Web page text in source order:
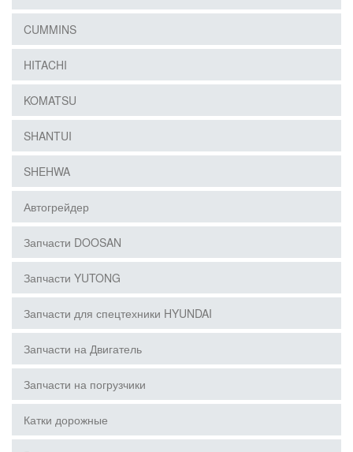
CUMMINS
HITACHI
KOMATSU
SHANTUI
SHEHWA
Автогрейдер
Запчасти DOOSAN
Запчасти YUTONG
Запчасти для спецтехники HYUNDAI
Запчасти на Двигатель
Запчасти на погрузчики
Катки дорожные